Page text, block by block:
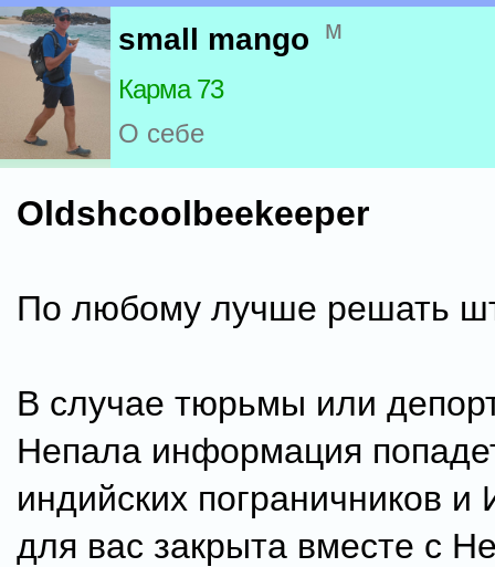
small mango м
Карма 73
О себе
Oldshcoolbeekeeper
По любому лучше решать
В случае тюрьмы или
Непала информация
индийских пограничников и
для вас закрыта вместе с